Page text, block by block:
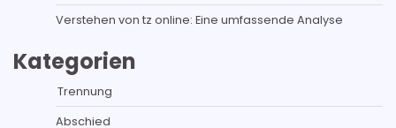
Verstehen von tz online: Eine umfassende Analyse
Kategorien
Trennung
Abschied